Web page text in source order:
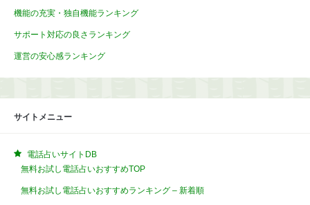
機能の充実・独自機能ランキング
サポート対応の良さランキング
運営の安心感ランキング
サイトメニュー
電話占いサイトDB
無料お試し電話占いおすすめTOP
無料お試し電話占いおすすめランキング – 新着順